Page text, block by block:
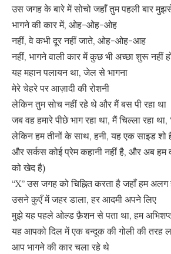
उस जगह के बारे में सोचो जहाँ तुम पहली बार
भागने की कार में, ओह-ओह-ओह
नहीं, वे कभी दूर नहीं जाते, ओह-ओह-आह
नहीं, भागने वाली कार में कुछ भी अच्छा शुरू नहीं
यह महान पलायन था, जेल से भागना
मेरे चेहरे पर आज़ादी की रोशनी
लेकिन तुम सोच नहीं रहे थे और मैं बस पी रहा था
जब वह हमारे पीछे भाग रहा था, मैं चिल्ला रहा
लेकिन हम तीनों के साथ, हनी, यह एक साइड शो
और सर्कस कोई प्रेम कहानी नहीं है, और अब हम
को खेद है)
“X” उस जगह को चिह्नित करता है जहाँ हम अलग
उसने कुएँ में जहर डाला, हर आदमी अपने लिए
मुझे यह पहले ओल्ड फ़ैशन से पता था, हम
यह आपको दिल में एक बन्दूक की गोली की तरह
आप भागने की कार चला रहे थे